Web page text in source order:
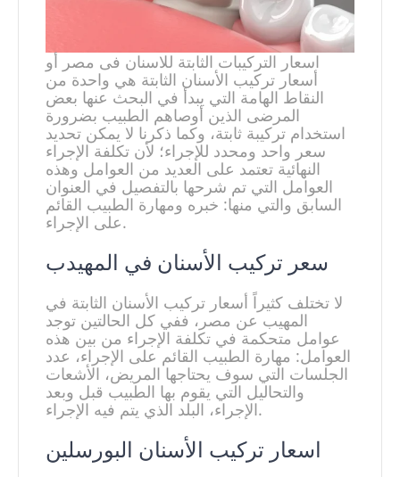
اسعار التركيبات الثابتة للاسنان فى مصر أو
أسعار تركيب الأسنان الثابتة هي واحدة من
النقاط الهامة التي يبدأ في البحث عنها بعض
المرضى الذين أوصاهم الطبيب بضرورة
استخدام تركيبة ثابتة، وكما ذكرنا لا يمكن تحديد
سعر واحد ومحدد للإجراء؛ لأن تكلفة الإجراء
النهائية تعتمد على العديد من العوامل وهذه
العوامل التي تم شرحها بالتفصيل في العنوان
السابق والتي منها: خبره ومهارة الطبيب القائم
على الإجراء.
لا تختلف كثيراً أسعار تركيب الأسنان الثابتة في
المهيب عن مصر، ففي كل الحالتين توجد
عوامل متحكمة في تكلفة الإجراء من بين هذه
العوامل: مهارة الطبيب القائم على الإجراء، عدد
الجلسات التي سوف يحتاجها المريض، الأشعات
والتحاليل التي يقوم بها الطبيب قبل وبعد
الإجراء، البلد الذي يتم فيه الإجراء.
اسعار تركيب الأسنان البورسلين